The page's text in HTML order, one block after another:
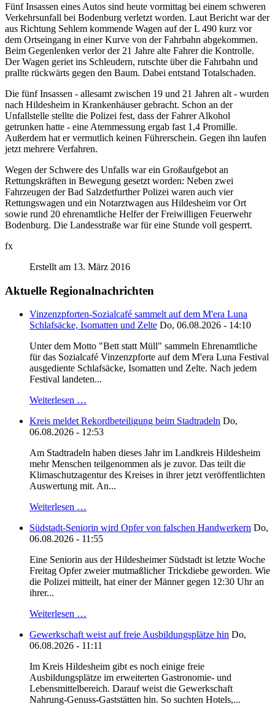
Fünf Insassen eines Autos sind heute vormittag bei einem schweren
Verkehrsunfall bei Bodenburg verletzt worden. Laut Bericht war der
aus Richtung Sehlem kommende Wagen auf der L 490 kurz vor
dem Ortseingang in einer Kurve von der Fahrbahn abgekommen.
Beim Gegenlenken verlor der 21 Jahre alte Fahrer die Kontrolle.
Der Wagen geriet ins Schleudern, rutschte über die Fahrbahn und
prallte rückwärts gegen den Baum. Dabei entstand Totalschaden.
Die fünf Insassen - allesamt zwischen 19 und 21 Jahren alt - wurden
nach Hildesheim in Krankenhäuser gebracht. Schon an der
Unfallstelle stellte die Polizei fest, dass der Fahrer Alkohol
getrunken hatte - eine Atemmessung ergab fast 1,4 Promille.
Außerdem hat er vermutlich keinen Führerschein. Gegen ihn laufen
jetzt mehrere Verfahren.
Wegen der Schwere des Unfalls war ein Großaufgebot an
Rettungskräften in Bewegung gesetzt worden: Neben zwei
Fahrzeugen der Bad Salzdetfurther Polizei waren auch vier
Rettungswagen und ein Notarztwagen aus Hildesheim vor Ort
sowie rund 20 ehrenamtliche Helfer der Freiwilligen Feuerwehr
Bodenburg. Die Landesstraße war für eine Stunde voll gesperrt.
fx
Erstellt am 13. März 2016
Aktuelle Regionalnachrichten
Vinzenzpforten-Sozialcafé sammelt auf dem M'era Luna
Schlafsäcke, Isomatten und Zelte Do, 06.08.2026 - 14:10
Unter dem Motto "Bett statt Müll" sammeln Ehrenamtliche
für das Sozialcafé Vinzenzpforte auf dem M'era Luna Festival
ausgediente Schlafsäcke, Isomatten und Zelte. Nach jedem
Festival landeten...
Weiterlesen …
Kreis meldet Rekordbeteiligung beim Stadtradeln Do,
06.08.2026 - 12:53
Am Stadtradeln haben dieses Jahr im Landkreis Hildesheim
mehr Menschen teilgenommen als je zuvor. Das teilt die
Klimaschutzagentur des Kreises in ihrer jetzt veröffentlichten
Auswertung mit. An...
Weiterlesen …
Südstadt-Seniorin wird Opfer von falschen Handwerkern Do,
06.08.2026 - 11:55
Eine Seniorin aus der Hildesheimer Südstadt ist letzte Woche
Freitag Opfer zweier mutmaßlicher Trickdiebe geworden. Wie
die Polizei mitteilt, hat einer der Männer gegen 12:30 Uhr an
ihrer...
Weiterlesen …
Gewerkschaft weist auf freie Ausbildungsplätze hin Do,
06.08.2026 - 11:11
Im Kreis Hildesheim gibt es noch einige freie
Ausbildungsplätze im erweiterten Gastronomie- und
Lebensmittelbereich. Darauf weist die Gewerkschaft
Nahrung-Genuss-Gaststätten hin. So suchten Hotels,...